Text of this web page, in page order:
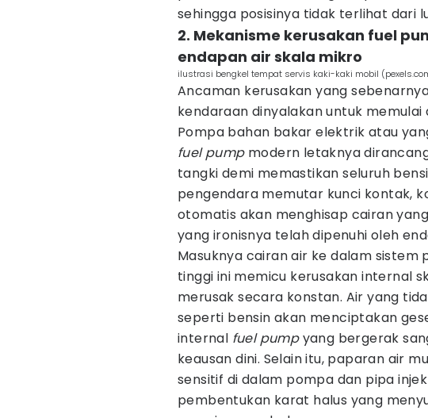
sehingga posisinya tidak terlihat dari
2. Mekanisme kerusakan fuel
endapan air skala mikro
ilustrasi bengkel tempat servis kaki-kaki mobil
Ancaman kerusakan yang
kendaraan dinyalakan untuk
Pompa bahan bakar elektrik atau
fuel pumpmodern letaknya
tangki demi memastikan seluruh
pengendara memutar kunci kontak,
otomatis akan menghisap cairan
yang ironisnya telah dipenuhi oleh
Masuknya cairan air ke dalam
tinggi ini memicu kerusakan internal
merusak secara konstan. Air yang
seperti bensin akan menciptakan
internal fuel pumpyang bergerak
keausan dini. Selain itu, paparan air
sensitif di dalam pompa dan pipa
pembentukan karat halus yang